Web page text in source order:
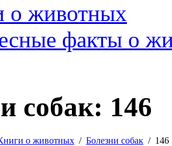
о животных
факты о
собак: 146
о животных / Болезни собак / 146